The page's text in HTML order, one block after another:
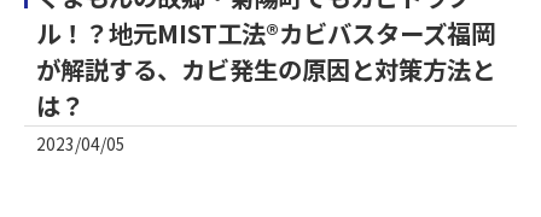
ル！？地元MIST工法®カビバスターズ福岡
が解説する、カビ発生の原因と対策方法と
は？
2023/04/05